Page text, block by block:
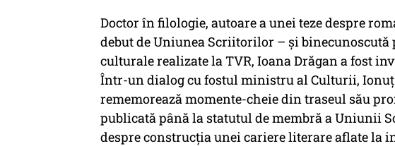
Doctor în filologie, autoare a unei teze despre
debut de Uniunea Scriitorilor – și
culturale realizate la TVR, Ioana Drăgan a fost
Într-un dialog cu fostul ministru al Culturii,
rememorează momente-cheie din traseul său
publicată până la statutul de membră a Uniunii
despre construcția unei cariere literare aflate la